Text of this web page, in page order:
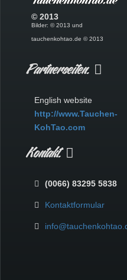
© 2013
Bilder: © 2013 und
tauchenkohtao.de © 2013
Partnerseiten.
English website
http://www.Tauchen-
KohTao.com
Kontakt.
(0066) 83295 5838
Kontaktformular